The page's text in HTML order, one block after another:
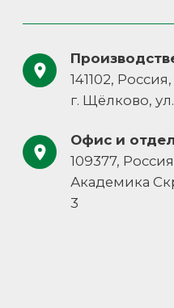
+7 (495) 709-87-10